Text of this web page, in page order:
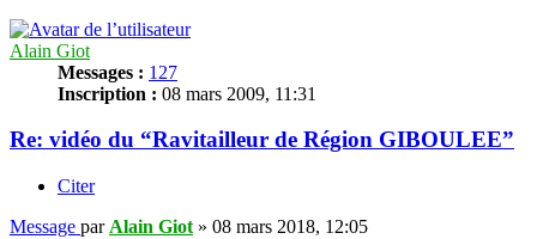
Alain Giot
Messages : 127
Inscription : 08 mars 2009, 11:31
Re: vidéo du “Ravitailleur de Région GIBOULEE”
Citer
Message par Alain Giot » 08 mars 2018, 12:05